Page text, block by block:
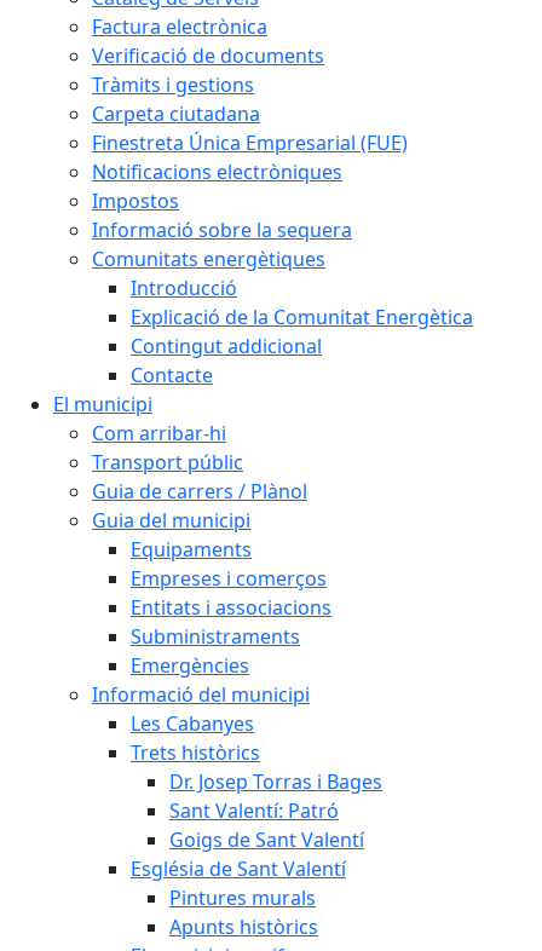
Factura electrònica
Verificació de documents
Tràmits i gestions
Carpeta ciutadana
Finestreta Única Empresarial (FUE)
Notificacions electròniques
Impostos
Informació sobre la sequera
Comunitats energètiques
Introducció
Explicació de la Comunitat Energètica
Contingut addicional
Contacte
El municipi
Com arribar-hi
Transport públic
Guia de carrers / Plànol
Guia del municipi
Equipaments
Empreses i comerços
Entitats i associacions
Subministraments
Emergències
Informació del municipi
Les Cabanyes
Trets històrics
Dr. Josep Torras i Bages
Sant Valentí: Patró
Goigs de Sant Valentí
Església de Sant Valentí
Pintures murals
Apunts històrics